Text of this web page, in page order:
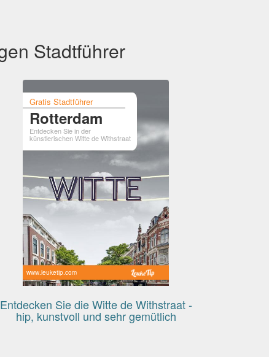
Stadtführer
Gratis Stadtführer
Rotterdam
Entdecken Sie in der
künstlerischen Witte de Withstraat
www.leuketip.com
Entdecken Sie die Witte de Withstraat -
hip, kunstvoll und sehr gemütlich